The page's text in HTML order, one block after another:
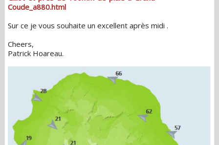
Coude_a880.html
Sur ce je vous souhaite un excellent après midi .
Cheers,
Patrick Hoareau.